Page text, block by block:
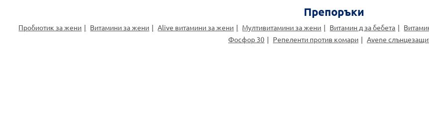
Препоръки
Пробиотик за жени Витамини за жени Alive витамини за жени Мултивитамини за жени Витамин д за бебета
Фосфор 30
Репеленти против комари Avene